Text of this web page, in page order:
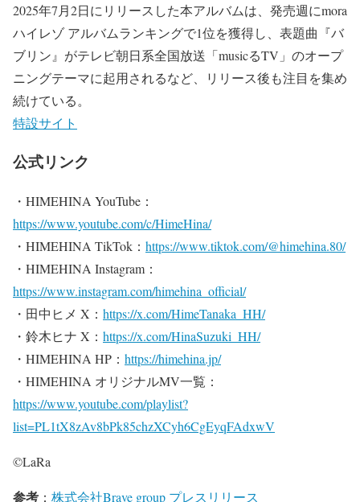
2025年7月2日にリリースした本アルバムは、発売週にmora
ハイレゾ アルバムランキングで1位を獲得し、表題曲『バ
ブリン』がテレビ朝日系全国放送「musicるTV」のオープ
ニングテーマに起用されるなど、リリース後も注目を集め
続けている。
特設サイト
公式リンク
・HIMEHINA YouTube：
https://www.youtube.com/c/HimeHina/
・HIMEHINA TikTok： https://www.tiktok.com/@himehina.80/
・HIMEHINA Instagram：
https://www.instagram.com/himehina_official/
・田中ヒメ X： https://x.com/HimeTanaka_HH/
・鈴木ヒナ X： https://x.com/HinaSuzuki_HH/
・HIMEHINA HP： https://himehina.jp/
・HIMEHINA オリジナルMV一覧：
https://www.youtube.com/playlist?
list=PL1tX8zAv8bPk85chzXCyh6CgEyqFAdxwV
©LaRa
参考 ： 株式会社Brave group プレスリリース